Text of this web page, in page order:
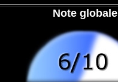
Note globale